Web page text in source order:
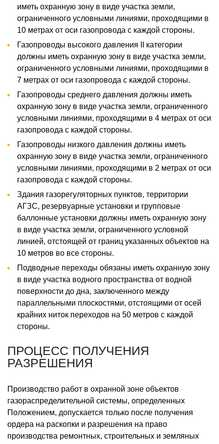
иметь охранную зону в виде участка земли,
ограниченного условными линиями, проходящими в
10 метрах от оси газопровода с каждой стороны.
Газопроводы высокого давления II категории
должны иметь охранную зону в виде участка земли,
ограниченного условными линиями, проходящими в
7 метрах от оси газопровода с каждой стороны.
Газопроводы среднего давления должны иметь
охранную зону в виде участка земли, ограниченного
условными линиями, проходящими в 4 метрах от оси
газопровода с каждой стороны.
Газопроводы низкого давления должны иметь
охранную зону в виде участка земли, ограниченного
условными линиями, проходящими в 2 метрах от оси
газопровода с каждой стороны.
Здания газорегуляторных пунктов, территории
АГЗС, резервуарные установки и групповые
баллонные установки должны иметь охранную зону
в виде участка земли, ограниченного условной
линией, отстоящей от границ указанных объектов на
10 метров во все стороны.
Подводные переходы обязаны иметь охранную зону
в виде участка водного пространства от водной
поверхности до дна, заключенного между
параллельными плоскостями, отстоящими от осей
крайних ниток переходов на 50 метров с каждой
стороны.
ПРОЦЕСС ПОЛУЧЕНИЯ
РАЗРЕШЕНИЯ
Производство работ в охранной зоне объектов
газораспределительной системы, определенных
Положением, допускается только после получения
ордера на раскопки и разрешения на право
производства ремонтных, строительных и земляных